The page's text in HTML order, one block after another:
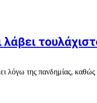
λόγω της πανδημίας, καθώς